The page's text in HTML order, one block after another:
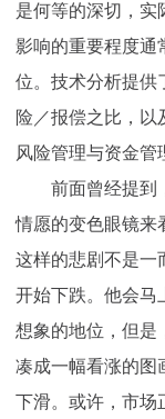
是何等的深切，实
影响的重要程度通
位。技术分析提供
险／报偿之比，
风险管理与资金管
前面曾经提到，
情愿的变色眼镜来
这样的悲剧不是一
开始下跌。他会马
想象的地位，但是
凑成一幅看涨的图
下滑。或许，市场